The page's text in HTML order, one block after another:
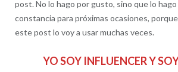
post. No lo hago por gusto, sino que lo
constancia para próximas ocasiones,
este post lo voy a usar muchas veces.
YO SOY INFLUENCER Y